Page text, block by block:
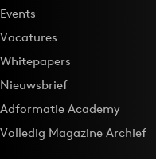
Events
Vacatures
Whitepapers
Nieuwsbrief
Adformatie Academy
Volledig Magazine Archief